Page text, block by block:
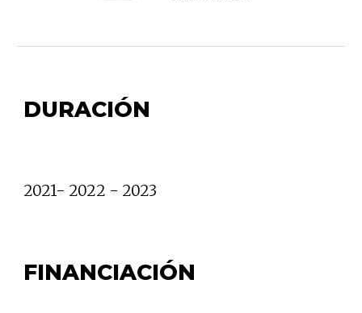
DURACIÓN
2021- 2022 - 2023
FINANCIACIÓN